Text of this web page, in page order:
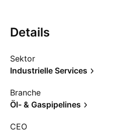
Details
Sektor
Industrielle Services
Branche
Öl- & Gaspipelines
CEO